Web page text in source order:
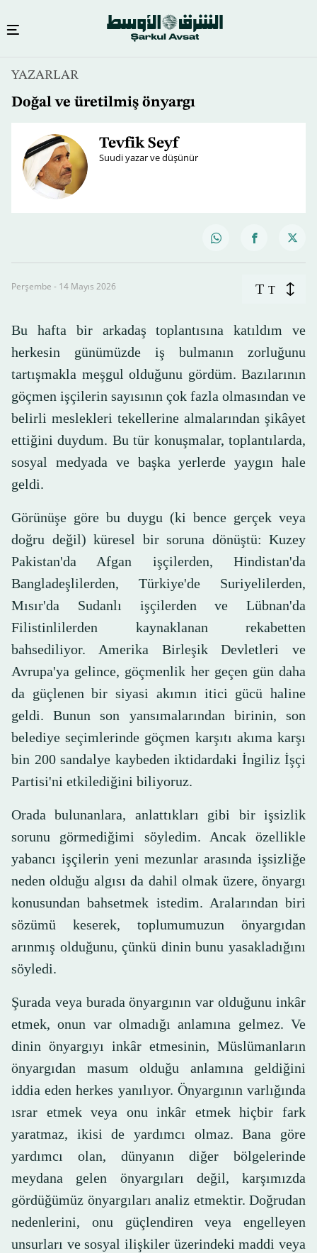
YAZARLAR
Doğal ve üretilmiş önyargı
Tevfik Seyf
Suudi yazar ve düşünür
Perşembe - 14 Mayıs 2026 T T
Bu hafta bir arkadaş toplantısına katıldım ve
herkesin günümüzde iş bulmanın zorluğunu
tartışmakla meşgul olduğunu gördüm. Bazılarının
göçmen işçilerin sayısının çok fazla olmasından ve
belirli meslekleri tekellerine almalarından şikâyet
ettiğini duydum. Bu tür konuşmalar, toplantılarda,
sosyal medyada ve başka yerlerde yaygın hale
geldi.
Görünüşe göre bu duygu (ki bence gerçek veya
doğru değil) küresel bir soruna dönüştü: Kuzey
Pakistan'da Afgan işçilerden, Hindistan'da
Bangladeşlilerden, Türkiye'de Suriyelilerden,
Mısır'da Sudanlı işçilerden ve Lübnan'da
Filistinlilerden kaynaklanan rekabetten
bahsediliyor. Amerika Birleşik Devletleri ve
Avrupa'ya gelince, göçmenlik her geçen gün daha
da güçlenen bir siyasi akımın itici gücü haline
geldi. Bunun son yansımalarından birinin, son
belediye seçimlerinde göçmen karşıtı akıma karşı
bin 200 sandalye kaybeden iktidardaki İngiliz İşçi
Partisi'ni etkilediğini biliyoruz.
Orada bulunanlara, anlattıkları gibi bir işsizlik
sorunu görmediğimi söyledim. Ancak özellikle
yabancı işçilerin yeni mezunlar arasında işsizliğe
neden olduğu algısı da dahil olmak üzere, önyargı
konusundan bahsetmek istedim. Aralarından biri
sözümü keserek, toplumumuzun önyargıdan
arınmış olduğunu, çünkü dinin bunu yasakladığını
söyledi.
Şurada veya burada önyargının var olduğunu inkâr
etmek, onun var olmadığı anlamına gelmez. Ve
dinin önyargıyı inkâr etmesinin, Müslümanların
önyargıdan masum olduğu anlamına geldiğini
iddia eden herkes yanılıyor. Önyargının varlığında
ısrar etmek veya onu inkâr etmek hiçbir fark
yaratmaz, ikisi de yardımcı olmaz. Bana göre
yardımcı olan, dünyanın diğer bölgelerinde
meydana gelen önyargıları değil, karşımızda
gördüğümüz önyargıları analiz etmektir. Doğrudan
nedenlerini, onu güçlendiren veya engelleyen
unsurları ve sosyal ilişkiler üzerindeki maddi veya